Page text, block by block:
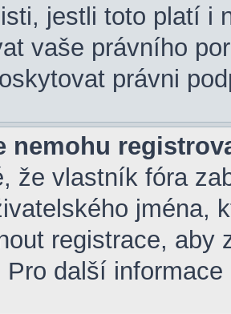
jestli toto platí i
vaše právního
právni
nemohu
že vlastník fóra
jména,
registrace, aby
Pro další